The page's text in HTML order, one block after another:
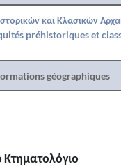
και Κλασικών
préhistoriques et
géographiques
Κτηματολόγιο